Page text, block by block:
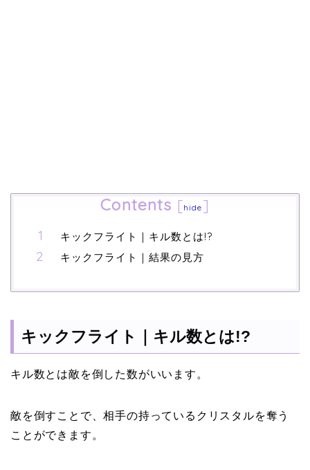
Contents [hide ]
キックフライト｜キル数とは!?
キックフライト｜結果の見方
キックフライト｜キル数とは!?
キル数とは敵を倒した数がいいます。
敵を倒すことで、相手の持っているクリスタルを奪う
ことができます。